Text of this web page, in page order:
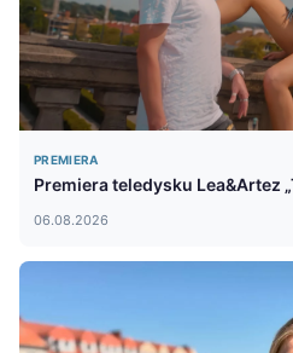
PREMIERA
Premiera teledysku Lea&Artez
06.08.2026